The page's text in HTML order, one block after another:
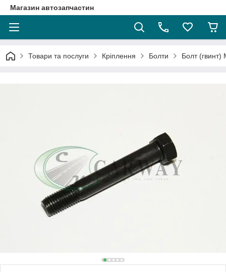
Магазин автозапчастин
Товари та послуги Кріплення Болти Болт